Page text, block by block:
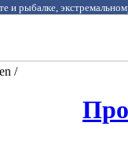
и рыбалке,
/